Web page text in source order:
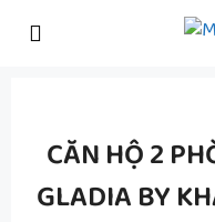
CĂN HỘ 2
GLADIA BY